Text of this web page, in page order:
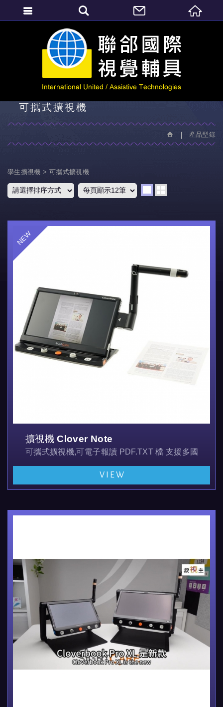
產品型錄
可攜式擴視機
產品型錄
學生擴視機 可攜式擴視機
擴視機 Clover Note
可攜式擴視機,可電子報讀 PDF.TXT 檔 支援多國語言,
大螢幕重量輕方便攜帶,可看近,看遠,並可以自拍及整理
並可外接360度環景及書寫鏡頭 , 鏡頭解析度達...
VIEW